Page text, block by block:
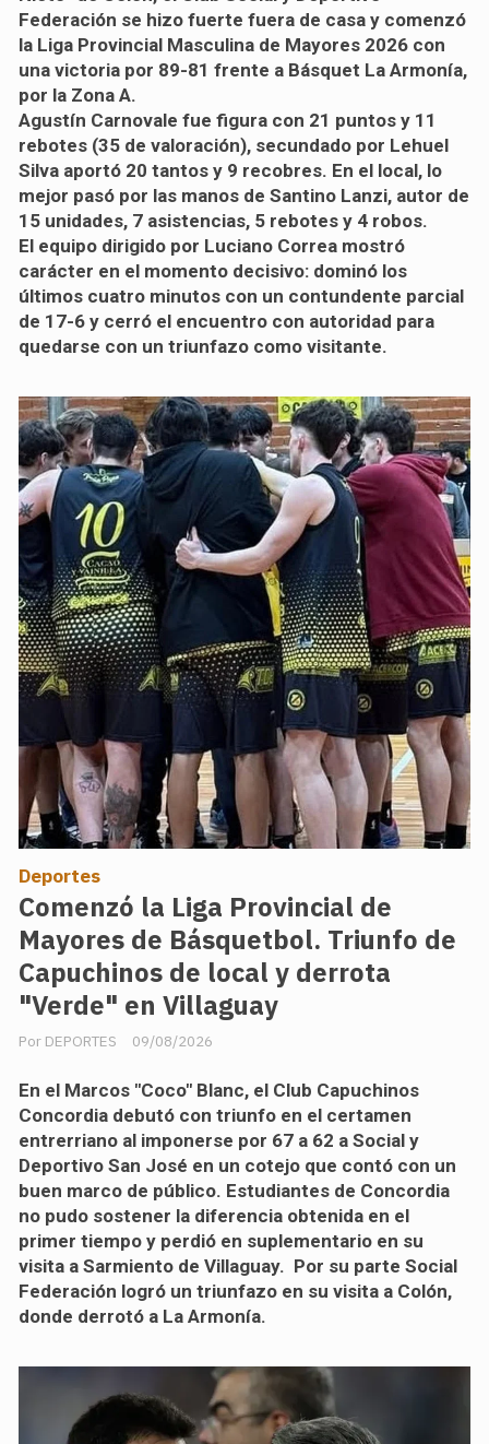
Federación se hizo fuerte fuera de casa y comenzó
la Liga Provincial Masculina de Mayores 2026 con
una victoria por 89-81 frente a Básquet La Armonía,
por la Zona A.
Agustín Carnovale fue figura con 21 puntos y 11
rebotes (35 de valoración), secundado por Lehuel
Silva aportó 20 tantos y 9 recobres. En el local, lo
mejor pasó por las manos de Santino Lanzi, autor de
15 unidades, 7 asistencias, 5 rebotes y 4 robos.
El equipo dirigido por Luciano Correa mostró
carácter en el momento decisivo: dominó los
últimos cuatro minutos con un contundente parcial
de 17-6 y cerró el encuentro con autoridad para
quedarse con un triunfazo como visitante.
Comenzó la Liga Provincial de
Mayores de Básquetbol. Triunfo de
Capuchinos de local y derrota
"Verde" en Villaguay
DEPORTES
Deportes
09/08/2026
En el Marcos "Coco" Blanc, el Club Capuchinos
Concordia debutó con triunfo en el certamen
entrerriano al imponerse por 67 a 62 a Social y
Deportivo San José en un cotejo que contó con un
buen marco de público. Estudiantes de Concordia
no pudo sostener la diferencia obtenida en el
primer tiempo y perdió en suplementario en su
visita a Sarmiento de Villaguay. Por su parte Social
Federación logró un triunfazo en su visita a Colón,
donde derrotó a La Armonía.